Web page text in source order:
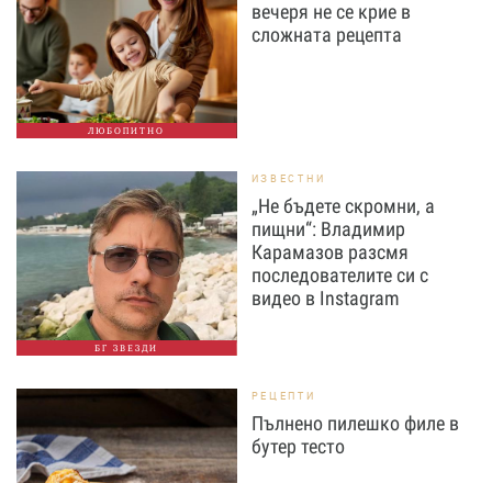
ЛЮБОПИТНО
вечеря не се крие в
сложната рецепта
БГ ЗВЕЗДИ
ИЗВЕСТНИ
„Не бъдете скромни, а
пищни“: Владимир
Карамазов разсмя
последователите си с
видео в Instagram
РЕЦЕПТИ
Пълнено пилешко филе в
бутер тесто